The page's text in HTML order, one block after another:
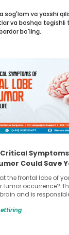
sog'lom va yaxshi
va boshqa tegishli
bo'ling.
Could Save
the frontal lobe of
tumor occurrence?
and is
to serious